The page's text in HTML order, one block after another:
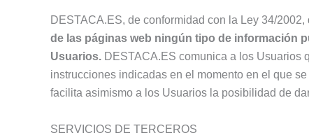
DESTACA.ES, de conformidad con la Ley 34/
de las páginas web ningún tipo de información
Usuarios. DESTACA.ES comunica a los Usuarios
instrucciones indicadas en el momento en el que
facilita asimismo a los Usuarios la posibilidad de
SERVICIOS DE TERCEROS